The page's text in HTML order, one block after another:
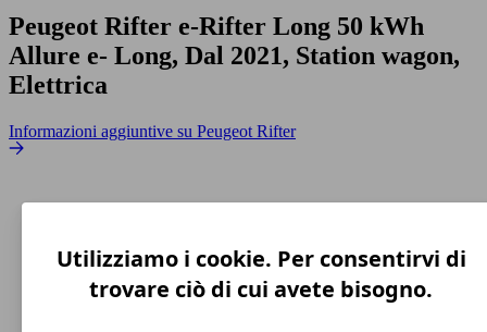
Peugeot Rifter e-Rifter Long 50 kWh
Allure e- Long, Dal 2021, Station wagon,
Elettrica
Informazioni aggiuntive su Peugeot Rifter
Utilizziamo i cookie. Per consentirvi di
trovare ciò di cui avete bisogno.